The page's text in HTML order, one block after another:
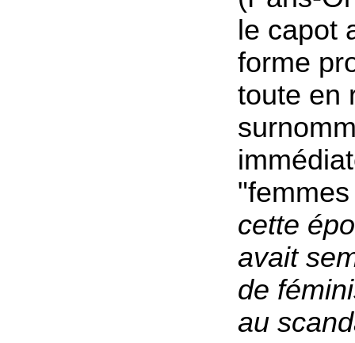
le capot
forme
toute en
cette
avait
de
au